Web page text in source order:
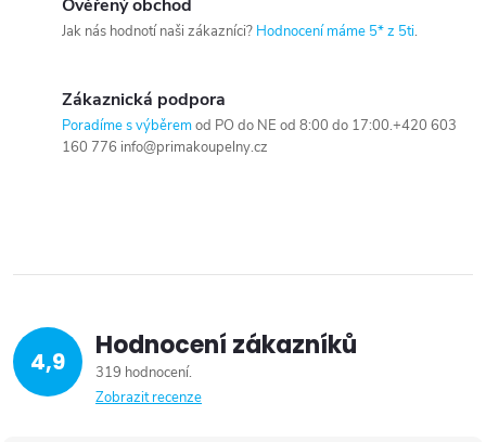
Ověřený obchod
Jak nás hodnotí naši zákazníci? Hodnocení máme 5* z 5ti.
Zákaznická podpora
Poradíme s výběremod PO do NE od 8:00 do 17:00.+420 603
160 776 info@primakoupelny.cz
4,9 Hodnocení zákazníků
319 hodnocení
Zobrazit recenze